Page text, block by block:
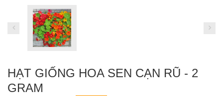
HẠT GIỐNG HOA SEN CẠN RŨ - 2
GRAM